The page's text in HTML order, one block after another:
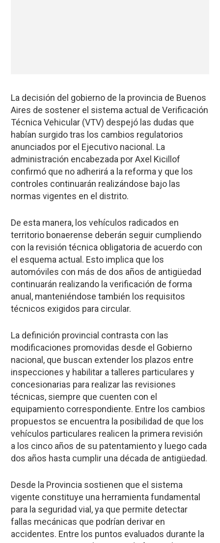
La decisión del gobierno de la provincia de Buenos
Aires de sostener el sistema actual de Verificación
Técnica Vehicular (VTV) despejó las dudas que
habían surgido tras los cambios regulatorios
anunciados por el Ejecutivo nacional. La
administración encabezada por Axel Kicillof
confirmó que no adherirá a la reforma y que los
controles continuarán realizándose bajo las
normas vigentes en el distrito.
De esta manera, los vehículos radicados en
territorio bonaerense deberán seguir cumpliendo
con la revisión técnica obligatoria de acuerdo con
el esquema actual. Esto implica que los
automóviles con más de dos años de antigüedad
continuarán realizando la verificación de forma
anual, manteniéndose también los requisitos
técnicos exigidos para circular.
La definición provincial contrasta con las
modificaciones promovidas desde el Gobierno
nacional, que buscan extender los plazos entre
inspecciones y habilitar a talleres particulares y
concesionarias para realizar las revisiones
técnicas, siempre que cuenten con el
equipamiento correspondiente. Entre los cambios
propuestos se encuentra la posibilidad de que los
vehículos particulares realicen la primera revisión
a los cinco años de su patentamiento y luego cada
dos años hasta cumplir una década de antigüedad.
Desde la Provincia sostienen que el sistema
vigente constituye una herramienta fundamental
para la seguridad vial, ya que permite detectar
fallas mecánicas que podrían derivar en
accidentes. Entre los puntos evaluados durante la